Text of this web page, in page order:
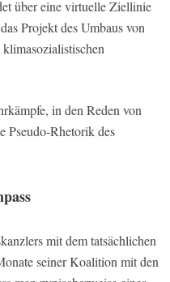
über eine virtuelle Ziellinie
Projekt des Umbaus von
in den Reden von
Pseudo-Rhetorik des
mit dem tatsächlichen
seiner Koalition mit den